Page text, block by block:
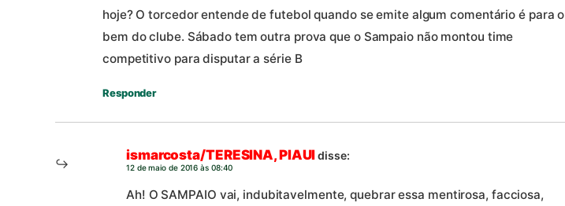
hoje? O torcedor entende de futebol quando se emite algum comentário é para o
bem do clube. Sábado tem outra prova que o Sampaio não montou time
competitivo para disputar a série B
Responder
ismarcosta/TERESINA, PIAUIdisse:
12 de maio de 2016 às 08:40
Ah! O SAMPAIO vai, indubitavelmente, quebrar essa mentirosa, facciosa,